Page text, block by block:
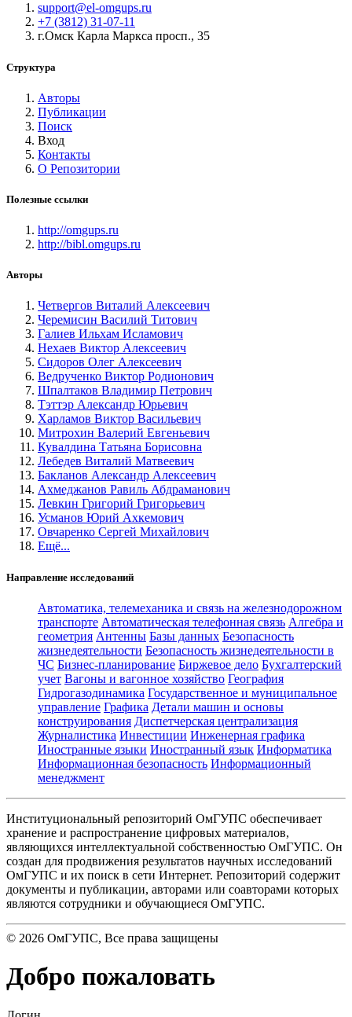
support@el-omgups.ru
+7 (3812) 31-07-11
г.Омск Карла Маркса просп., 35
Структура
Авторы
Публикации
Поиск
Вход
Контакты
О Репозитории
Полезные ссылки
http://omgups.ru
http://bibl.omgups.ru
Авторы
Четвергов Виталий Алексеевич
Черемисин Василий Титович
Галиев Ильхам Исламович
Нехаев Виктор Алексеевич
Сидоров Олег Алексеевич
Ведрученко Виктор Родионович
Шпалтаков Владимир Петрович
Тэттэр Александр Юрьевич
Харламов Виктор Васильевич
Митрохин Валерий Евгеньевич
Кувалдина Татьяна Борисовна
Лебедев Виталий Матвеевич
Бакланов Александр Алексеевич
Ахмеджанов Равиль Абдраманович
Левкин Григорий Григорьевич
Усманов Юрий Ахкемович
Овчаренко Сергей Михайлович
Ещё...
Направление исследований
Автоматика, телемеханика и связь на железнодорожном
транспорте Автоматическая телефонная связь Алгебра и
геометрия Антенны Базы данных Безопасность
жизнедеятельности Безопасность жизнедеятельности в
ЧС Бизнес-планирование Биржевое дело Бухгалтерский
учет Вагоны и вагонное хозяйство География
Гидрогазодинамика Государственное и муниципальное
управление Графика Детали машин и основы
конструирования Диспетчерская централизация
Журналистика Инвестиции Инженерная графика
Иностранные языки Иностранный язык Информатика
Информационная безопасность Информационный
менеджмент
Институциональный репозиторий ОмГУПС обеспечивает
хранение и распространение цифровых материалов,
являющихся интеллектуальной собственностью ОмГУПС. Он
создан для продвижения результатов научных исследований
ОмГУПС и их поиск в сети Интернет. Репозиторий содержит
документы и публикации, авторами или соавторами которых
являются сотрудники и обучающиеся ОмГУПС.
© 2026 ОмГУПС, Все права защищены
Добро пожаловать